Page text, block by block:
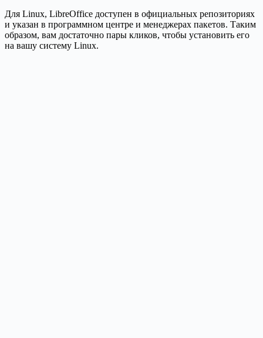
Для Linux, LibreOffice доступен в официальных репозиториях
и указан в программном центре и менеджерах пакетов. Таким
образом, вам достаточно пары кликов, чтобы установить его
на вашу систему Linux.